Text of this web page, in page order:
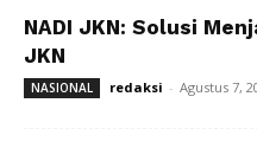
NADI JKN: Solusi
JKN
NASIONAL redaksi - Agustus 7,